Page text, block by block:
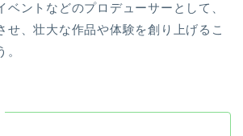
ベントなどのプロデューサーとして、
せ、壮大な作品や体験を創り上げるこ